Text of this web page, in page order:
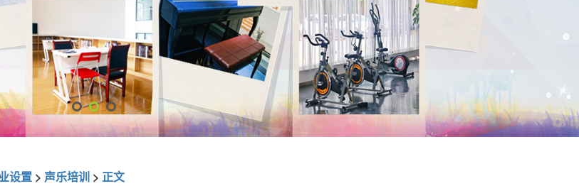
设置 > 声乐培训 > 正文